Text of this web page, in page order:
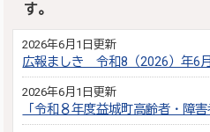
す。
2026年6月1日更新
広報ましき 令和8（2026）年6月
2026年6月1日更新
「令和８年度益城町高齢者・障